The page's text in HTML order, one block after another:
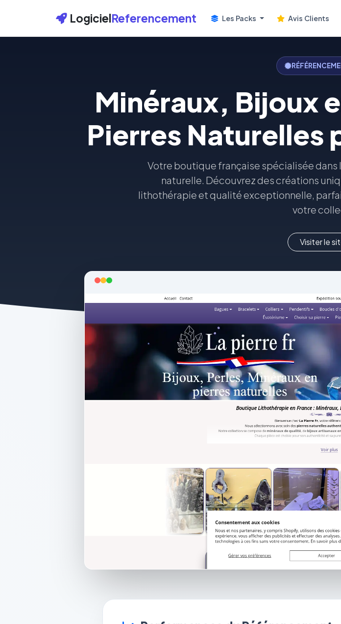
LogicielReferencement Les Packs Avis Clients
Minéraux, Bijoux
Pierres
Votre boutique française spécialisée dans
naturelle. Découvrez des créations
lithothérapie et qualité exceptionnelle,
votre
Visiter le